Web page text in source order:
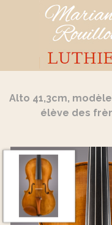
Aller au contenu
Sauter le
Alto 41,3cm,
élève des